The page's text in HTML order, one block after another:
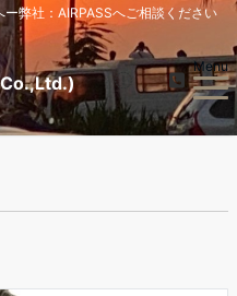
弊社：AIRPASSへご相談ください
Co.,Ltd.)
Menu